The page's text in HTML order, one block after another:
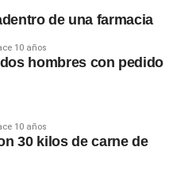
de una farmacia
10 años
hombres con pedido
10 años
30 kilos de carne de